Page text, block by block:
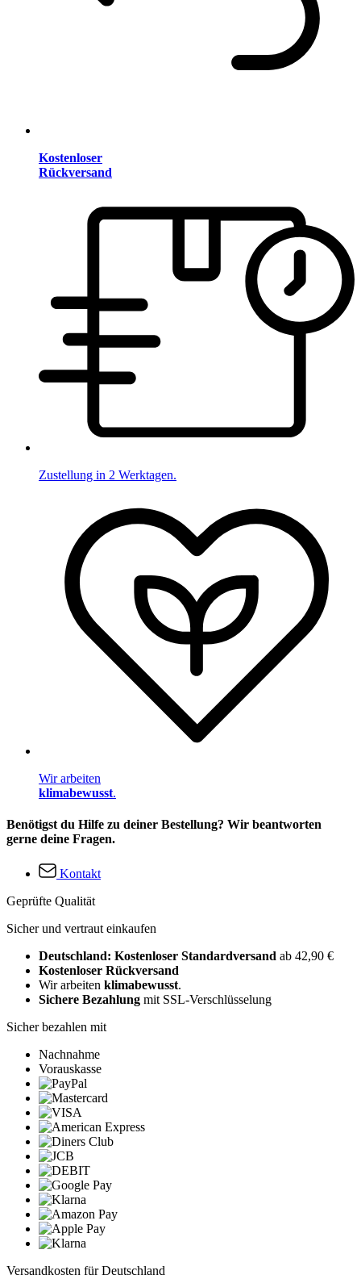
Kostenloser
Rückversand
Zustellung in 2 Werktagen.
Wir arbeiten
klimabewusst.
Benötigst du Hilfe zu deiner Bestellung? Wir beantworten
gerne deine Fragen.
Kontakt
Geprüfte Qualität
Sicher und vertraut einkaufen
Deutschland: Kostenloser Standardversand ab 42,90 €
Kostenloser Rückversand
Wir arbeiten klimabewusst.
Sichere Bezahlung mit SSL-Verschlüsselung
Sicher bezahlen mit
Nachnahme
Vorauskasse
Versandkosten für Deutschland